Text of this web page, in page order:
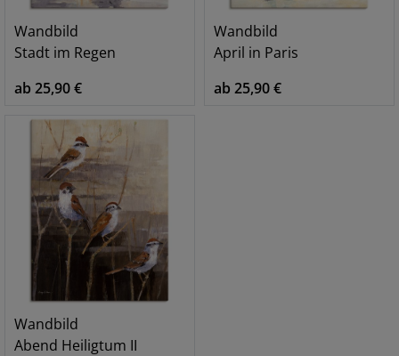
Wandbild
Stadt im Regen
ab 25,90 €
Wandbild
April in Paris
ab 25,90 €
Wandbild
Abend Heiligtum II